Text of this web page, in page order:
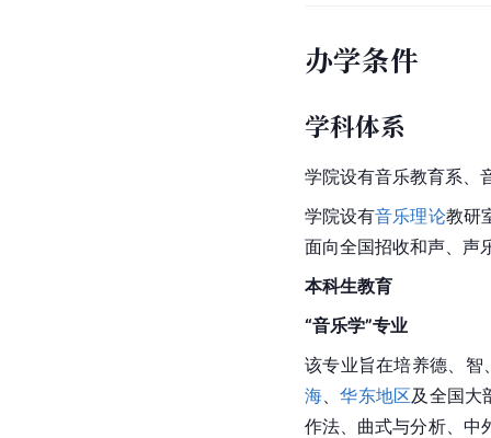
办学条件
学科体系
学院设有音乐教育系、
学院设有音乐理论教研
面向全国招收和声、声
本科生教育
“音乐学”专业
该专业旨在培养德、
海 、华东地区及全国大
作法、曲式与分析、中